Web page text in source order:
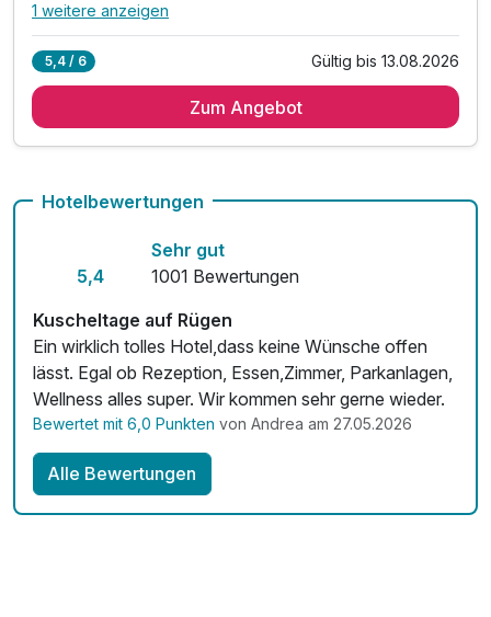
Alle Inklusivleistungen
4 x reichhaltiges Frühstück vom Buffet
inkl. Nutzung von Schwimmbad
1 weitere anzeigen
5,4 / 6 Gültig bis 13.08.2026
Zum Angebot
Hotelbewertungen
5,4
Sehr gut
1001 Bewertungen
Kuscheltage auf Rügen
Ein wirklich tolles Hotel,dass keine Wünsche offen
lässt. Egal ob Rezeption, Essen,Zimmer, Parkanlagen,
Wellness alles super. Wir kommen sehr gerne wieder.
Bewertet mit 6,0 Punkten von Andrea am 27.05.2026
Alle Bewertungen